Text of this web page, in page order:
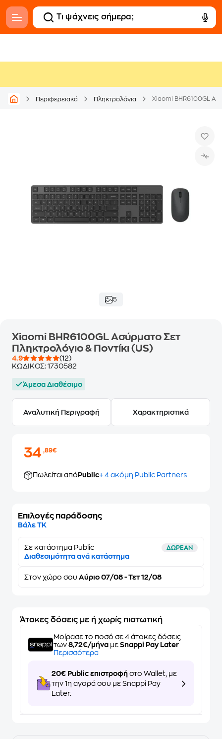
Περιφερειακά Πληκτρολόγια Xiaomi BHR6100GL
5
Xiaomi BHR6100GL Ασύρματο Σετ
Πληκτρολόγιο & Ποντίκι (US)
4.9
(12)
ΚΩΔΙΚΟΣ: 1730582
Άμεσα Διαθέσιμο
Αναλυτική Περιγραφή Χαρακτηριστικά
34,89€
Πωλείται από Public+ 4 ακόμη Public Partners
Επιλογές παράδοσης
Βάλε ΤΚ
Σε κατάστημα Public ΔΩΡΕΑΝ
Διαθεσιμότητα ανά κατάστημα
Στον χώρο σου Αύριο 07/08 - Τετ 12/08
Άτοκες δόσεις με ή χωρίς πιστωτική
Μοίρασε το ποσό σε 4 άτοκες δόσεις
των 8,72€/μήνα με Snappi Pay Later
Περισσότερα
20€ Public επιστροφή στο Wallet, με
την 1η αγορά σου με Snappi Pay
Later.